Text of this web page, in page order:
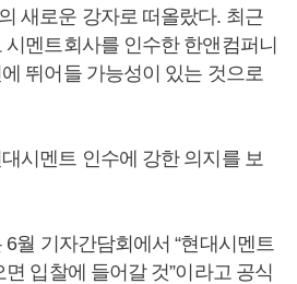
새로운 강자로 떠올랐다. 최근
멘트회사를 인수한 한앤컴퍼니
뛰어들 가능성이 있는 것으로
시멘트 인수에 강한 의지를 보
월 기자간담회에서 “현대시멘트
입찰에 들어갈 것”이라고 공식